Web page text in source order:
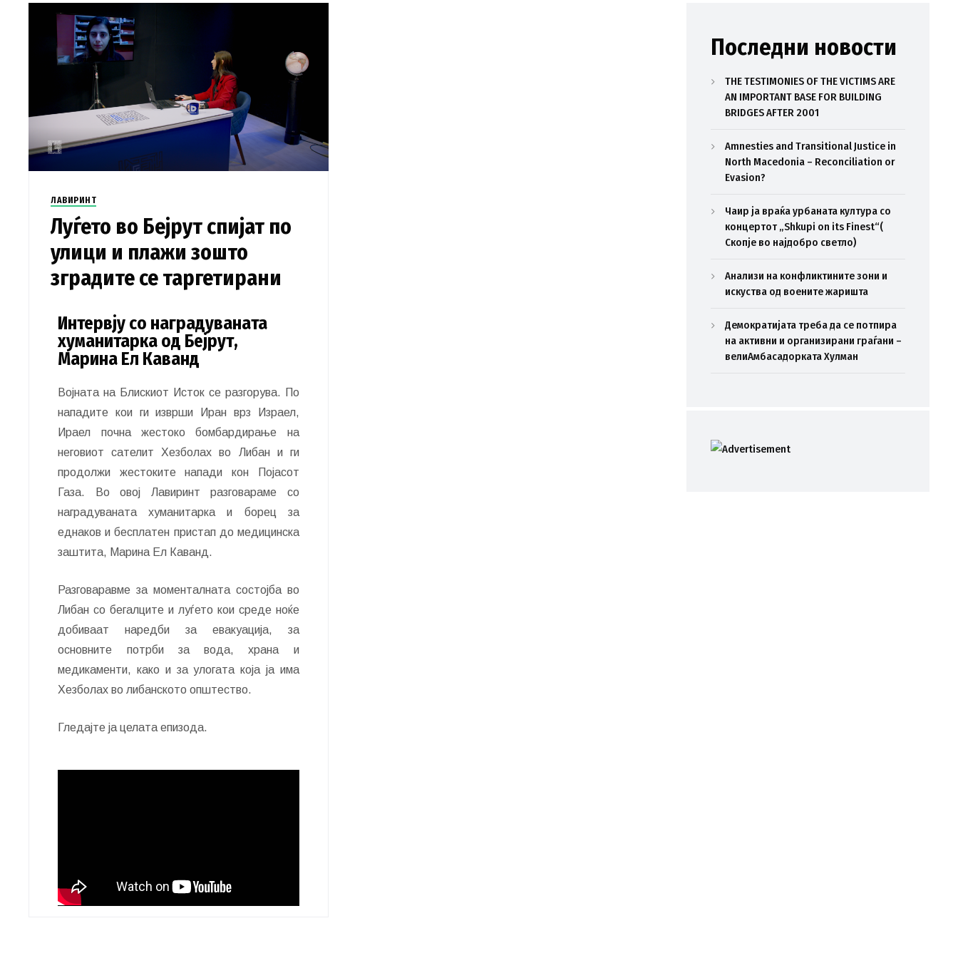
ЛАВИРИНТ
Луѓето во Бејрут спијат по
улици и плажи зошто
зградите се таргетирани
Интервју со наградуваната
хуманитарка од Бејрут,
Марина Ел Каванд
Војната на Блискиот Исток се разгорува. По
нападите кои ги изврши Иран врз Израел,
Ираел почна жестоко бомбардирање на
неговиот сателит Хезболах во Либан и ги
продолжи жестоките напади кон Појасот
Газа. Во овој Лавиринт разговараме со
наградуваната хуманитарка и борец за
еднаков и бесплатен пристап до медицинска
заштита, Марина Ел Каванд.
Разговаравме за моменталната состојба во
Либан со бегалците и луѓето кои среде ноќе
добиваат наредби за евакуација, за
основните потрби за вода, храна и
медикаменти, како и за улогата која ја има
Хезболах во либанското општество.
Гледајте ја целата епизода.
Последни новости
THE TESTIMONIES OF THE VICTIMS ARE
AN IMPORTANT BASE FOR BUILDING
BRIDGES AFTER 2001
Amnesties and Transitional Justice in
North Macedonia – Reconciliation or
Evasion?
Чаир ја враќа урбаната култура со
концертот „Shkupi on its Finest“(
Скопје во најдобро светло)
Анализи на конфликтините зони и
искуства од воените жаришта
Демократијата треба да се потпира
на активни и организирани граѓани –
велиАмбасадорката Хулман